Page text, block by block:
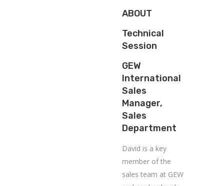
ABOUT
Technical
Session
GEW
International
Sales
Manager,
Sales
Department
David is a key
member of the
sales team at GEW